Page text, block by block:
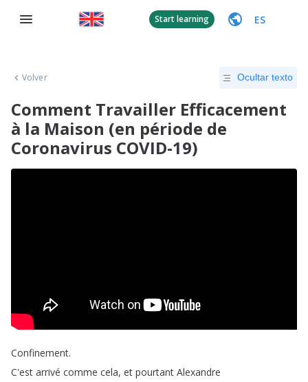
Start learning ES
Volver Ocultar texto
Comment Travailler Efficacement
à la Maison (en période de
Coronavirus COVID-19)
Confinement.
C'est arrivé comme cela, et pourtant Alexandre